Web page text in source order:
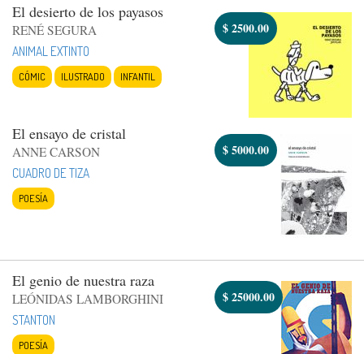
El desierto de los payasos
RENÉ SEGURA
ANIMAL EXTINTO
CÓMIC ILUSTRADO INFANTIL
$2500.00
El ensayo de cristal
ANNE CARSON
CUADRO DE TIZA
POESÍA
$5000.00
El genio de nuestra raza
LEÓNIDAS LAMBORGHINI
STANTON
POESÍA
$25000.00